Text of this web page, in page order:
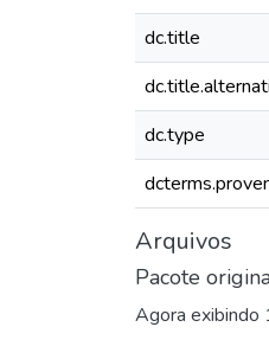
dc.title
dc.type
Arquivos
Pacote
Agora exibindo